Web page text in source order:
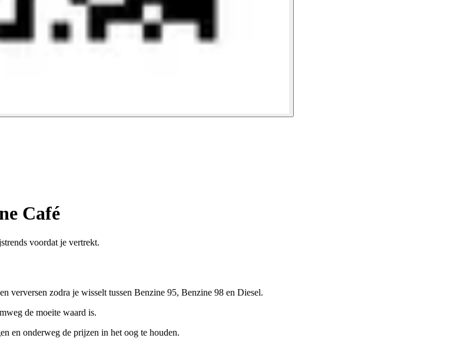
Café
voordat je vertrekt.
verversen zodra je wisselt tussen Benzine 95, Benzine 98 en Diesel.
de moeite waard is.
en onderweg de prijzen in het oog te houden.